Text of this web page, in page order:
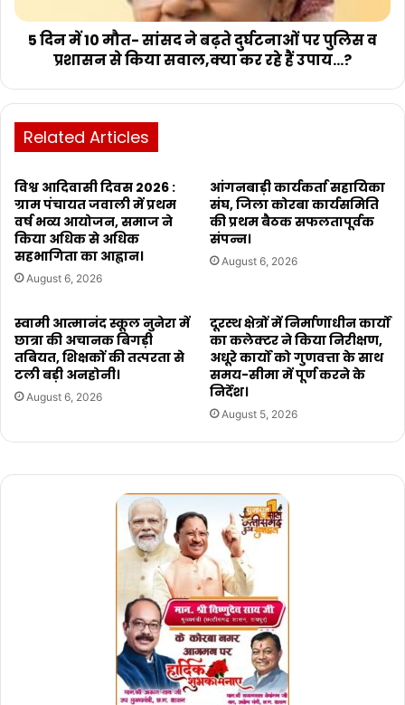
5 दिन में 10 मौत- सांसद ने बढ़ते दुर्घटनाओं पर पुलिस व
प्रशासन से किया सवाल,क्या कर रहे हैं उपाय...?
Related Articles
विश्व आदिवासी दिवस 2026 :
ग्राम पंचायत जवाली में प्रथम
वर्ष भव्य आयोजन, समाज ने
किया अधिक से अधिक
सहभागिता का आह्वान।
August 6, 2026
आंगनबाड़ी कार्यकर्ता सहायिका
संघ, जिला कोरबा कार्यसमिति
की प्रथम बैठक सफलतापूर्वक
संपन्न।
August 6, 2026
स्वामी आत्मानंद स्कूल नुनेरा में
छात्रा की अचानक बिगड़ी
तबियत, शिक्षकों की तत्परता से
टली बड़ी अनहोनी।
August 6, 2026
दूरस्थ क्षेत्रों में निर्माणाधीन कार्यों
का कलेक्टर ने किया निरीक्षण,
अधूरे कार्यो को गुणवत्ता के साथ
समय-सीमा में पूर्ण करने के
निर्देश।
August 5, 2026